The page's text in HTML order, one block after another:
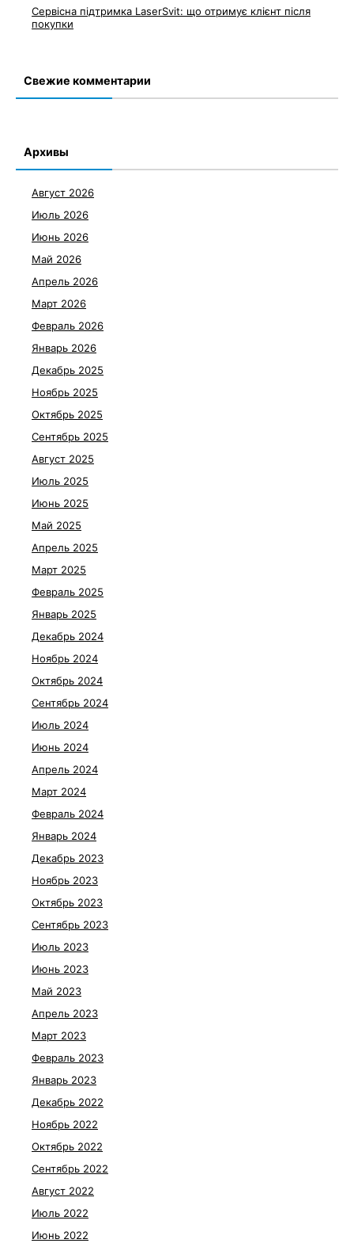
Сервісна підтримка LaserSvit: що отримує клієнт після
покупки
Свежие комментарии
Архивы
Август 2026
Июль 2026
Июнь 2026
Май 2026
Апрель 2026
Март 2026
Февраль 2026
Январь 2026
Декабрь 2025
Ноябрь 2025
Октябрь 2025
Сентябрь 2025
Август 2025
Июль 2025
Июнь 2025
Май 2025
Апрель 2025
Март 2025
Февраль 2025
Январь 2025
Декабрь 2024
Ноябрь 2024
Октябрь 2024
Сентябрь 2024
Июль 2024
Июнь 2024
Апрель 2024
Март 2024
Февраль 2024
Январь 2024
Декабрь 2023
Ноябрь 2023
Октябрь 2023
Сентябрь 2023
Июль 2023
Июнь 2023
Май 2023
Апрель 2023
Март 2023
Февраль 2023
Январь 2023
Декабрь 2022
Ноябрь 2022
Октябрь 2022
Сентябрь 2022
Август 2022
Июль 2022
Июнь 2022